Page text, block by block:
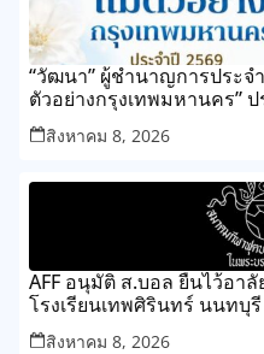
“วัฒนา” ผู้ชำนาญการประจ
ตัวอย่างกรุงเทพมหานคร”
ความเสียสละของแม่ เขตทุ่ง
สิงหาคม 8, 2026
AFF อนุมัติ ส.บอล ยืนไว้อา
โรงเรียนเทพศิรินทร์ นนทบุ
ไทย กับ เมียนมา
สิงหาคม 8, 2026